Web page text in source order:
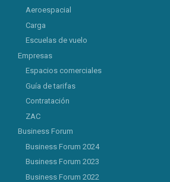
Aeroespacial
Carga
Escuelas de vuelo
Empresas
Espacios comerciales
Guía de tarifas
Contratación
ZAC
Business Forum
Business Forum 2024
Business Forum 2023
Business Forum 2022